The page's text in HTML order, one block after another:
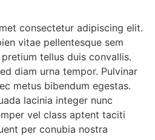
consectetur adipiscing elit.
vitae pellentesque sem
tellus duis convallis.
diam urna tempor. Pulvinar
metus bibendum egestas.
lacinia integer nunc
vel class aptent taciti
per conubia nostra